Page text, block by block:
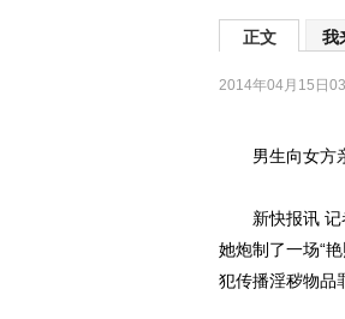
正文 我
2014年04月15日
男生向女方亲
新快报讯 记者
她炮制了一场“
犯传播淫秽物品